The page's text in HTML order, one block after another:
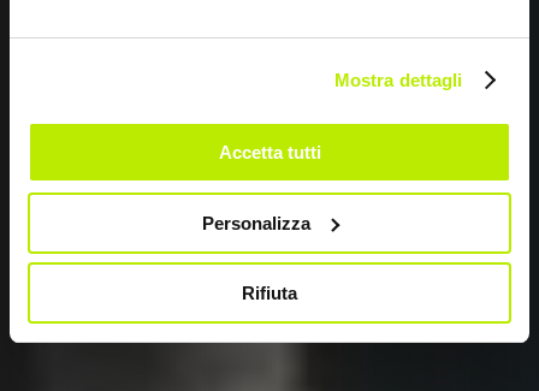
Mostra dettagli
Accetta tutti
Personalizza
Rifiuta
À LA SÉCURITÉ